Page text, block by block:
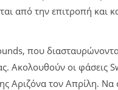
από την επιτροπή και
που
Ακολουθούν οι φάσεις
Αριζόνα τον Απρίλη. Να